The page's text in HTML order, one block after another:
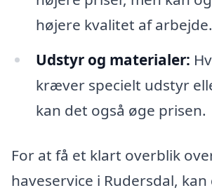
højere kvalitet af arbejde.
Udstyr og materialer:
kræver specielt udstyr
kan det også øge prisen.
For at få et klart overblik
haveservice i Rudersdal,